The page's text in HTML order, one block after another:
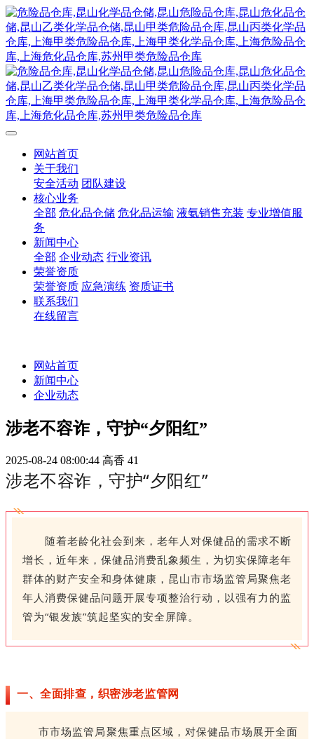
网站首页
关于我们
安全活动 团队建设
核心业务
全部 危化品仓储 危化品运输 液氨销售充装 专业增值服
务
新闻中心
全部 企业动态 行业资讯
荣誉资质
荣誉资质 应急演练 资质证书
联系我们
在线留言
网站首页
新闻中心
企业动态
涉老不容诈，守护“夕阳红”
2025-08-24 08:00:44 高香 41
涉老不容诈，守护“夕阳红”
随着老龄化社会到来，老年人对保健品的需求不断
增长，近年来，保健品消费乱象频生，为切实保障老年
群体的财产安全和身体健康，昆山市市场监管局聚焦老
年人消费保健品问题开展专项整治行动，以强有力的监
管为“银发族”筑起坚实的安全屏障。
一、全面排查，织密涉老监管网
市市场监管局聚焦重点区域，对保健品市场展开全面